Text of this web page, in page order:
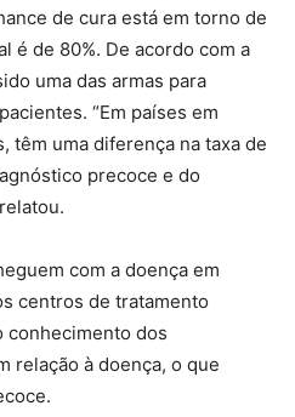
de cura está em torno de
é de 80%. De acordo com a
uma das armas para
“Em países em
têm uma diferença na taxa de
precoce e do
com a doença em
centros de tratamento
conhecimento dos
relação à doença, o que